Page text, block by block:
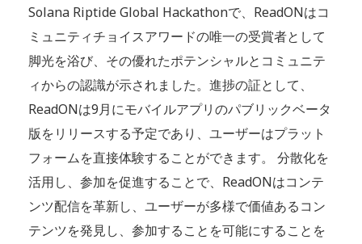
Solana Riptide Global Hackathonで、ReadONはコ
ミュニティチョイスアワードの唯一の受賞者として
脚光を浴び、その優れたポテンシャルとコミュニテ
ィからの認識が示されました。進捗の証として、
ReadONは9月にモバイルアプリのパブリックベータ
版をリリースする予定であり、ユーザーはプラット
フォームを直接体験することができます。 分散化を
活用し、参加を促進することで、ReadONはコンテ
ンツ配信を革新し、ユーザーが多様で価値あるコン
テンツを発見し、参加することを可能にすることを